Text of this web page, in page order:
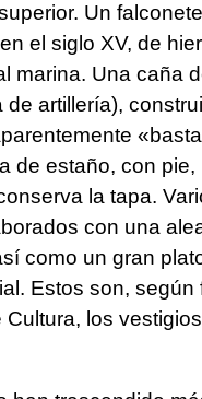
Un
el siglo XV, de
marina. Una caña
de artillería),
de estaño, con pie,
la tapa.
con una
como un gran
Estos son, según
Cultura, los